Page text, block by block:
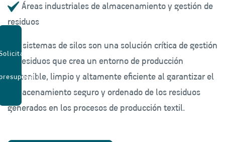
Áreas industriales de almacenamiento y gestión de
residuos
Los sistemas de silos son una solución crítica de gestión
de residuos que crea un entorno de producción
sostenible, limpio y altamente eficiente al garantizar el
almacenamiento seguro y ordenado de los residuos
generados en los procesos de producción textil.